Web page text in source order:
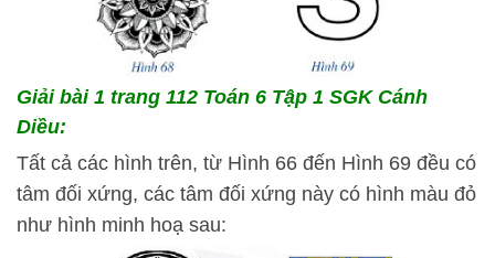
Giải bài 1 trang 112 Toán 6 Tập 1 SGK Cánh
Diều:
Tất cả các hình trên, từ Hình 66 đến Hình 69 đều có
tâm đối xứng, các tâm đối xứng này có hình màu đỏ
như hình minh hoạ sau: